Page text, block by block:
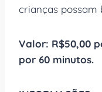
crianças possam
Valor: R$50,00
por 60 minutos.